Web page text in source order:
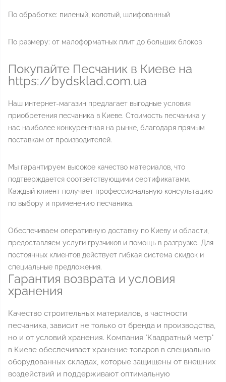
По обработке: пиленый, колотый, шлифованный
По размеру: от малоформатных плит до больших блоков
Покупайте Песчаник в Киеве на
https://bydsklad.com.ua
Наш интернет-магазин предлагает выгодные условия
приобретения песчаника в Киеве. Стоимость песчаника у
нас наиболее конкурентная на рынке, благодаря прямым
поставкам от производителей.
Мы гарантируем высокое качество материалов, что
подтверждается соответствующими сертификатами.
Каждый клиент получает профессиональную консультацию
по выбору и применению песчаника.
Обеспечиваем оперативную доставку по Киеву и области,
предоставляем услуги грузчиков и помощь в разгрузке. Для
постоянных клиентов действует гибкая система скидок и
специальные предложения.
Гарантия возврата и условия
хранения
Качество строительных материалов, в частности
песчаника, зависит не только от бренда и производства,
но и от условий хранения. Компания "Квадратный метр"
в Киеве обеспечивает хранение товаров в специально
оборудованных складах, которые защищены от внешних
воздействий и поддерживают оптимальную